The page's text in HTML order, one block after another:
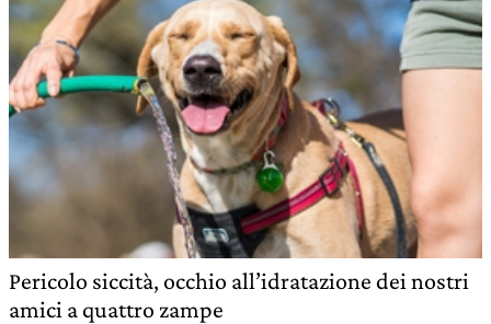
Pericolo siccità, occhio all’idratazione dei nostri
amici a quattro zampe